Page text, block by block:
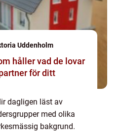
Uddenholm
håller vad de lovar
för ditt
dagligen läst av
med olika
bakgrund.